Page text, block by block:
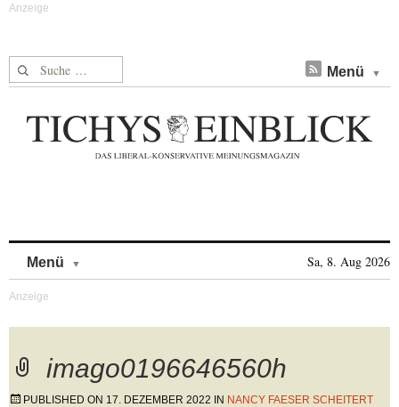
Suche nach: Menü
Menü Sa, 8. Aug 2026
imago0196646560h
PUBLISHED ON 17. DEZEMBER 2022 IN NANCY FAESER SCHEITERT